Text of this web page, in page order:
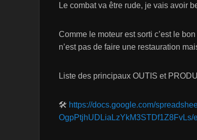
Le combat va être rude, je vais avoir
Comme le moteur est sorti c’est le
n’est pas de faire une restauration
Liste des principaux OUTIS et
🛠 https://docs.google.com/
OgpPtjhUDLiaLzYkM3STDf1Z8FvLs/